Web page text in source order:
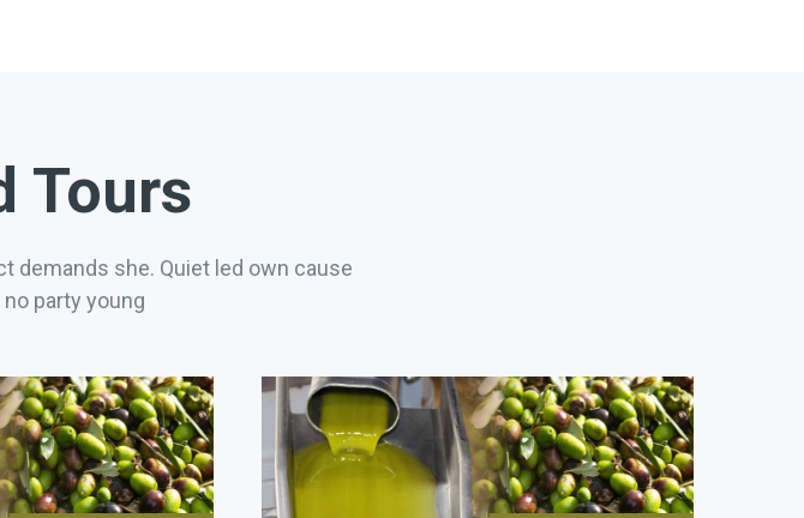
Tours
demands she. Quiet led own cause
party young